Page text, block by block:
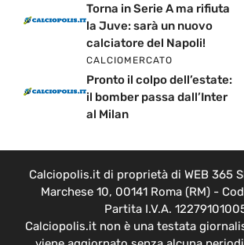
Torna in Serie A ma rifiuta
la Juve: sarà un nuovo
calciatore del Napoli!
CALCIOMERCATO
Pronto il colpo dell’estate:
il bomber passa dall’Inter
al Milan
Calciopolis.it di proprietà di WEB 365
Marchese 10, 00141 Roma (RM) -
Partita I.V.A.
Calciopolis.it non è una testata